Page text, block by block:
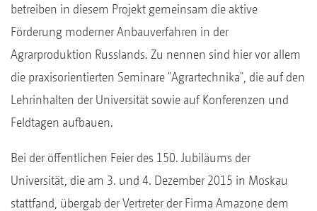
betreiben in diesem Projekt gemeinsam die aktive
Förderung moderner Anbauverfahren in der
Agrarproduktion Russlands. Zu nennen sind hier vor allem
die praxisorientierten Seminare "Agrartechnika", die auf den
Lehrinhalten der Universität sowie auf Konferenzen und
Feldtagen aufbauen.
Bei der öffentlichen Feier des 150. Jubiläums der
Universität, die am 3. und 4. Dezember 2015 in Moskau
stattfand, übergab der Vertreter der Firma Amazone dem